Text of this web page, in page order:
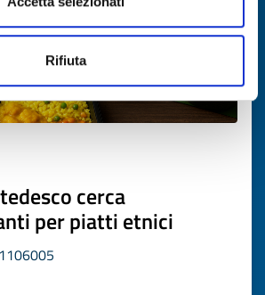
Rifiuta
cerca
per piatti etnici